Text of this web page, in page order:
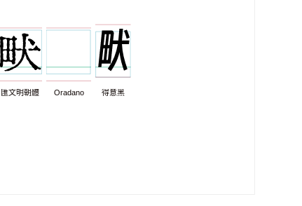
匯文明朝體 Oradano 得意黑